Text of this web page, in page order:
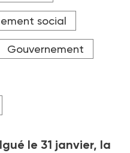
social
Gouvernement
le 31 janvier, la